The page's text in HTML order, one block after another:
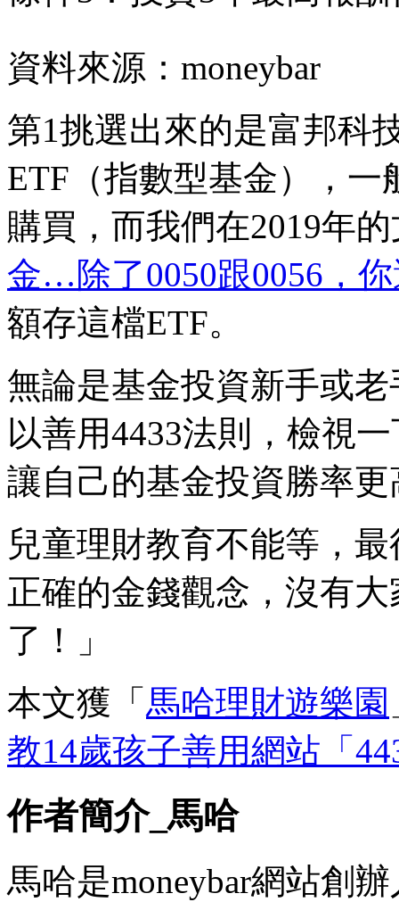
資料來源：moneybar
第1挑選出來的是富邦科
ETF（指數型基金），
購買，而我們在2019年
金…除了0050跟0056，
額存這檔ETF。
無論是基金投資新手或
以善用4433法則，檢視
讓自己的基金投資勝率更
兒童理財教育不能等，
正確的金錢觀念，沒有
了！」
本文獲「 馬哈理財遊樂園
教14歲孩子善用網站「
作者簡介_馬哈
馬哈是moneybar網站創